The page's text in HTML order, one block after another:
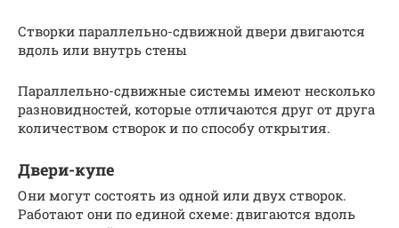
Створки параллельно-сдвижной двери двигаются
вдоль или внутрь стены
Параллельно-сдвижные системы имеют несколько
разновидностей, которые отличаются друг от друга
количеством створок и по способу открытия.
Двери-купе
Они могут состоять из одной или двух створок.
Работают они по единой схеме: двигаются вдоль